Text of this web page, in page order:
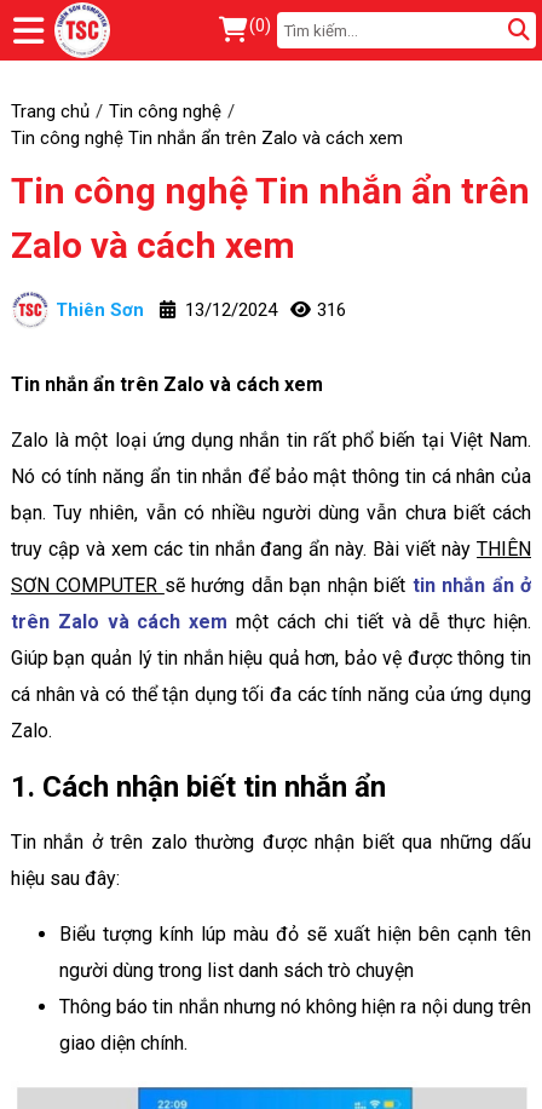
(0)
Trang chủ
Tin công nghệ
Tin công nghệ Tin nhắn ẩn trên Zalo và cách xem
Tin công nghệ Tin nhắn ẩn trên
Zalo và cách xem
Thiên Sơn 13/12/2024 316
Tin nhắn ẩn trên Zalo và cách xem
Zalo là một loại ứng dụng nhắn tin rất phổ biến tại Việt Nam.
Nó có tính năng ẩn tin nhắn để bảo mật thông tin cá nhân của
bạn. Tuy nhiên, vẫn có nhiều người dùng vẫn chưa biết cách
truy cập và xem các tin nhắn đang ẩn này. Bài viết nàyTHIÊN
SƠN COMPUTER sẽ hướng dẫn bạn nhận biết tin nhắn ẩn ở
trên Zalo và cách xem một cách chi tiết và dễ thực hiện.
Giúp bạn quản lý tin nhắn hiệu quả hơn, bảo vệ được thông tin
cá nhân và có thể tận dụng tối đa các tính năng của ứng dụng
Zalo.
1. Cách nhận biết tin nhắn ẩn
Tin nhắn ở trên zalo thường được nhận biết qua những dấu
hiệu sau đây:
Biểu tượng kính lúp màu đỏ sẽ xuất hiện bên cạnh tên
người dùng trong list danh sách trò chuyện
Thông báo tin nhắn nhưng nó không hiện ra nội dung trên
giao diện chính.